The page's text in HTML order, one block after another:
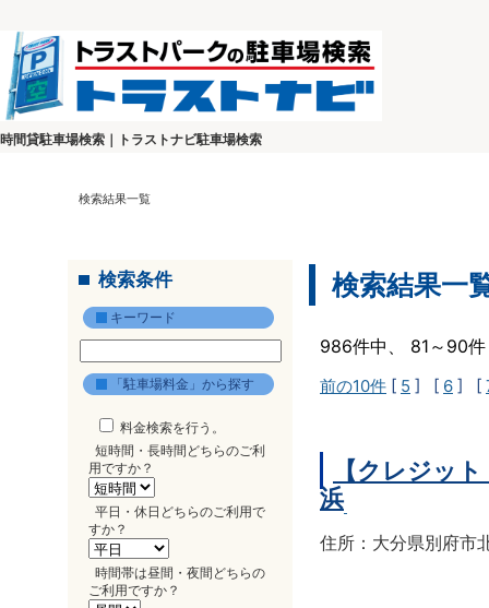
時間貸駐車場検索｜トラストナビ駐車場検索
検索結果一覧
検索条件
キーワード
「駐車場料金」から探す
料金検索を行う。
短時間・長時間どちらのご利
用ですか？
平日・休日どちらのご利用で
すか？
時間帯は昼間・夜間どちらの
ご利用ですか？
検索結果一
986件中、 81～90
前の10件 [ 5 ] [ 6 ] [
【クレジッ
浜
住所：大分県別府市